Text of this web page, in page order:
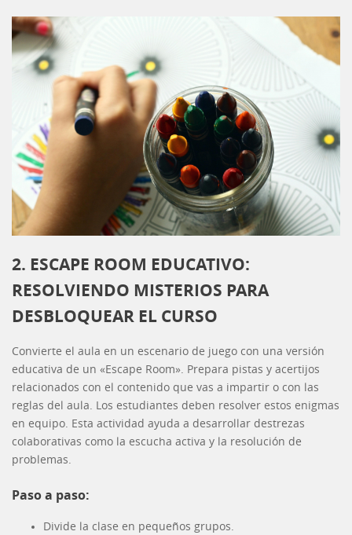
2. ESCAPE ROOM EDUCATIVO:
RESOLVIENDO MISTERIOS PARA
DESBLOQUEAR EL CURSO
Convierte el aula en un escenario de juego con una versión
educativa de un «Escape Room». Prepara pistas y acertijos
relacionados con el contenido que vas a impartir o con las
reglas del aula. Los estudiantes deben resolver estos enigmas
en equipo. Esta actividad ayuda a desarrollar destrezas
colaborativas como la escucha activa y la resolución de
problemas.
Paso a paso:
Divide la clase en pequeños grupos.